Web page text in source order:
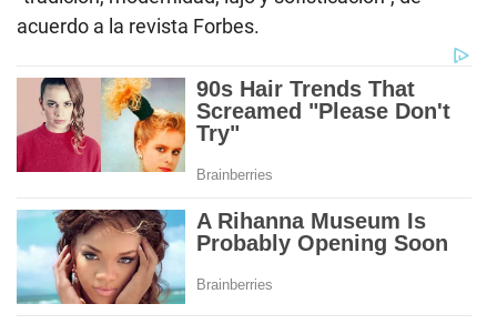
acuerdo a la revista Forbes.